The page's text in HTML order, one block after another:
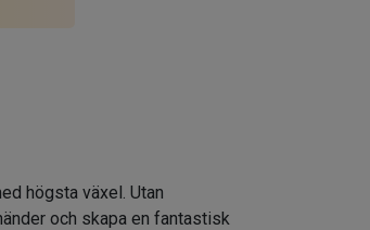
högsta växel. Utan
och skapa en fantastisk